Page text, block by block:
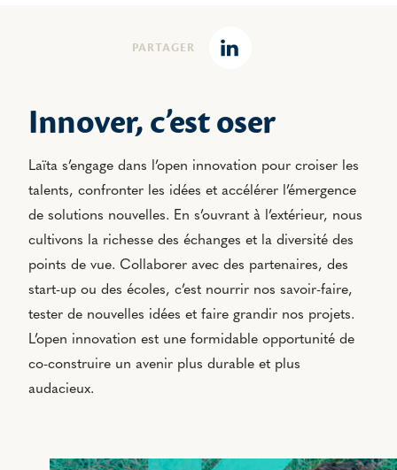
PARTAGER
Linkedin
Innover, c’est oser
Laïta s’engage dans l’open innovation pour croiser les
talents, confronter les idées et accélérer l’émergence
de solutions nouvelles. En s’ouvrant à l’extérieur, nous
cultivons la richesse des échanges et la diversité des
points de vue. Collaborer avec des partenaires, des
start-up ou des écoles, c’est nourrir nos savoir-faire,
tester de nouvelles idées et faire grandir nos projets.
L’open innovation est une formidable opportunité de
co-construire un avenir plus durable et plus
audacieux.